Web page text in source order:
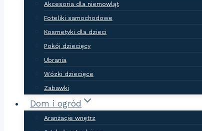
Akcesoria dla niemowląt
Foteliki samochodowe
Kosmetyki dla dzieci
Pokój dziecięcy
Ubrania
Wózki dziecięce
Zabawki
Dom i ogród
Aranżacje wnętrz